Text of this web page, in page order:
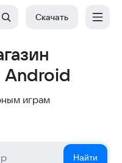
Скачать
Android
играм
Найти